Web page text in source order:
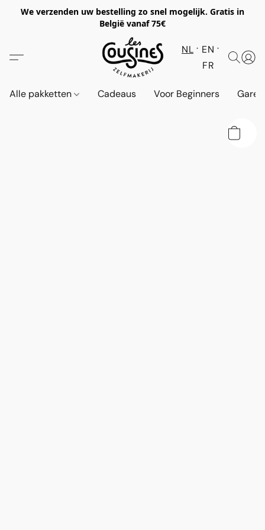
We verzenden uw bestelling zo snel mogelijk. Gratis in
België vanaf 75€
NL
EN
FR
Alle pakketten Cadeaus Voor Beginners